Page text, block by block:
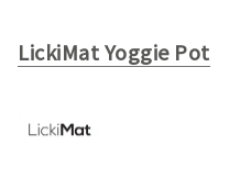
LickiMat Yoggie Pot